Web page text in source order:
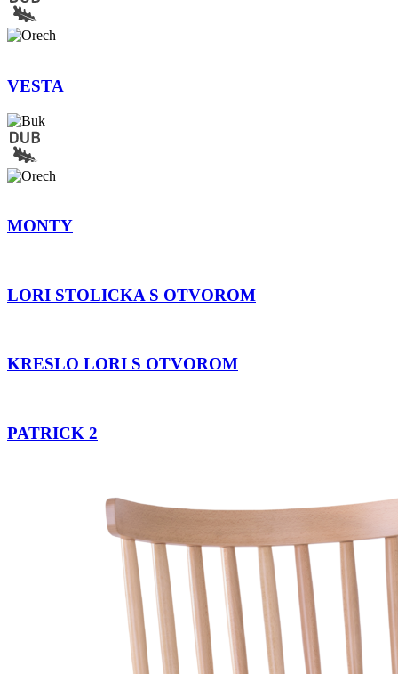
VESTA
MONTY
LORI STOLICKA S OTVOROM
KRESLO LORI S OTVOROM
PATRICK 2